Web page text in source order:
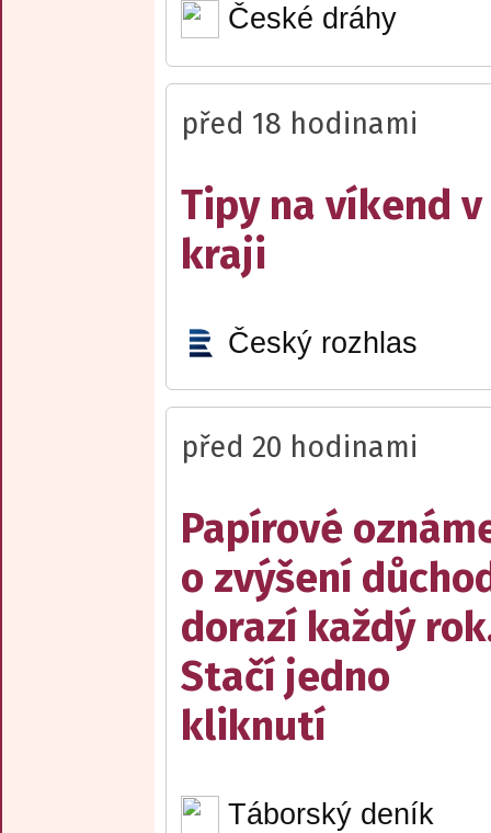
České dráhy
před 18 hodinami
Tipy na víkend
kraji
Český rozhlas
před 20 hodinami
Papírové
o zvýšení
dorazí každý
Stačí jedno
kliknutí
Táborský deník